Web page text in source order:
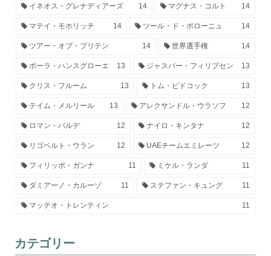
イネオス・グレナディアーズ 14 マグナス・コルト 14
マテイ・モホリッチ 14 ツール・ド・ポローニュ 14
ツアー・オブ・ブリテン 14 世界選手権 14
ボーラ・ハンスグローエ 13 ジャスパー・フィリプセン 13
クリス・フルーム 13 トム・ピドコック 13
テイム・メルリール 13 アレクサンドル・ウラソフ 12
ロマン・バルデ 12 ナイロ・キンタナ 12
リゴベルト・ウラン 12 UAEチームエミレーツ 12
フィリッポ・ガンナ 11 ミケル・ランダ 11
ダミアーノ・カルーゾ 11 ステファン・キュング 11
マッテオ・トレンティン 11
カテゴリー